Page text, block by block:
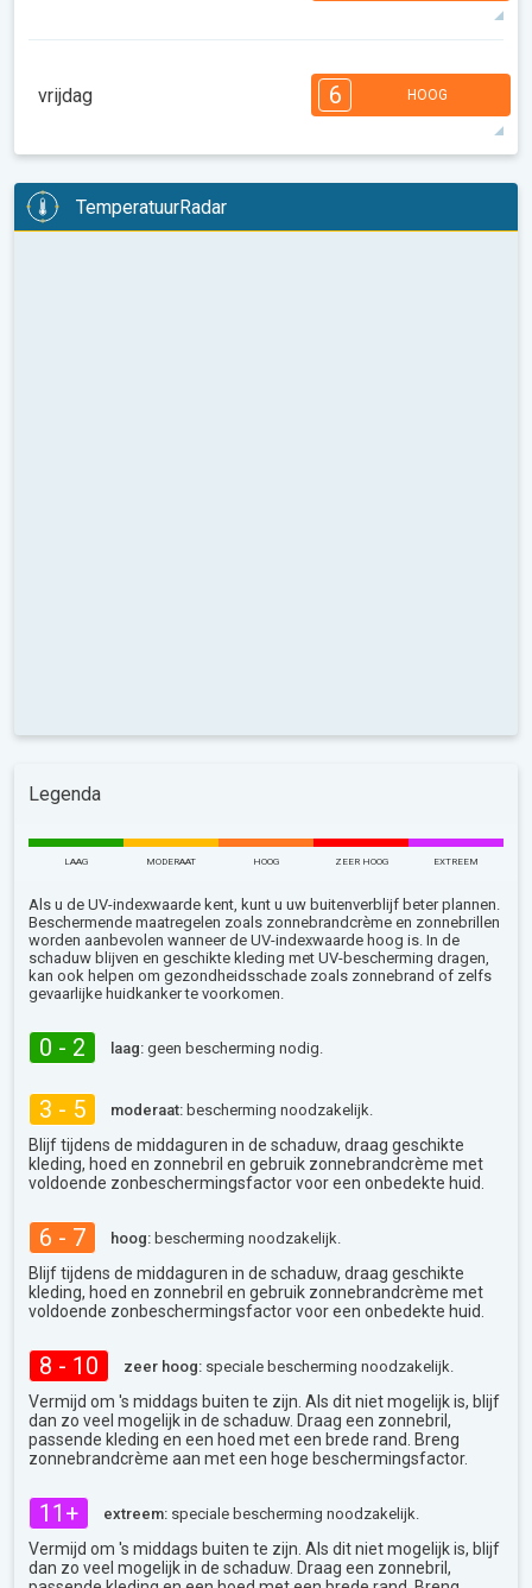
14 u 05:35 20:00 31°max
08:00 14:00
4 3
14 u 05:36 19:59 31°max
vrijdag 6 HOOG
2
08:00
3 4 3
TemperatuurRadar
Legenda
LAAG MODERAAT HOOG ZEER HOOG EXTREEM
Als u de UV-indexwaarde kent, kunt u uw buitenverblijf beter plannen.
Beschermende maatregelen zoals zonnebrandcrème en zonnebrillen
worden aanbevolen wanneer de UV-indexwaarde hoog is. In de
schaduw blijven en geschikte kleding met UV-bescherming dragen,
kan ook helpen om gezondheidsschade zoals zonnebrand of zelfs
gevaarlijke huidkanker te voorkomen.
0 - 2 laag: geen bescherming nodig.
3 - 5 moderaat: bescherming noodzakelijk.
Blijf tijdens de middaguren in de schaduw, draag geschikte
kleding, hoed en zonnebril en gebruik zonnebrandcrème met
voldoende zonbeschermingsfactor voor een onbedekte huid.
6 - 7 hoog: bescherming noodzakelijk.
Blijf tijdens de middaguren in de schaduw, draag geschikte
kleding, hoed en zonnebril en gebruik zonnebrandcrème met
voldoende zonbeschermingsfactor voor een onbedekte huid.
8 - 10 zeer hoog: speciale bescherming noodzakelijk.
Vermijd om 's middags buiten te zijn. Als dit niet mogelijk is, blijf
dan zo veel mogelijk in de schaduw. Draag een zonnebril,
passende kleding en een hoed met een brede rand. Breng
zonnebrandcrème aan met een hoge beschermingsfactor.
11+ extreem: speciale bescherming noodzakelijk.
Vermijd om 's middags buiten te zijn. Als dit niet mogelijk is, blijf
dan zo veel mogelijk in de schaduw. Draag een zonnebril,